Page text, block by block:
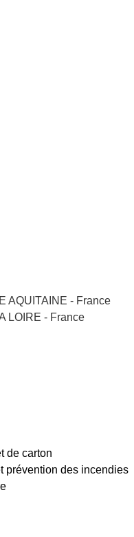
AQUITAINE - France
LOIRE - France
de carton
prévention des incendies